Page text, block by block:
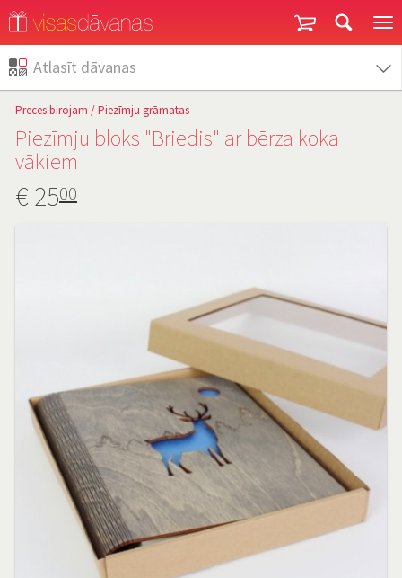
Atlasīt dāvanas
Preces birojam /Piezīmju grāmatas
Piezīmju bloks "Briedis" ar bērza koka
vākiem
€2500